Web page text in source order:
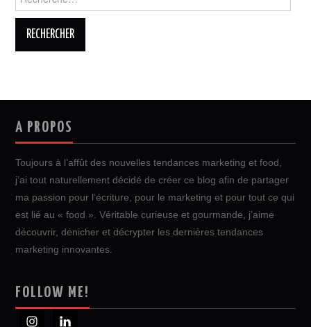
A PROPOS
Toujours à l’affût des nouvelles tendances marketing et food,
j’ai tout naturellement décidé de créer ce blog afin de partager
ma passion pour l’écriture, pour le marketing et pour tout ce qui
est lié au « food ». Véritable curieuse et gourmande, j’aime
découvrir, dénicher et décrypter les dernières tendances
marketing innovantes.
FOLLOW ME!